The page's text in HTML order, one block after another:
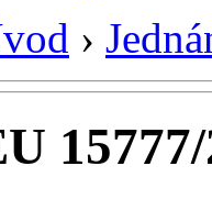
›